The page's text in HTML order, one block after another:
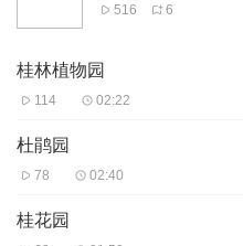
516 6
桂林植物园
114 02:22
杜鹃园
78 02:40
桂花园